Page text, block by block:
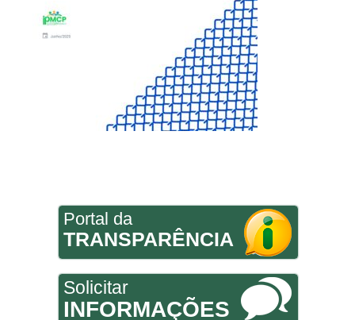
Portal da
TRANSPARÊNCIA
Solicitar
INFORMAÇÕES